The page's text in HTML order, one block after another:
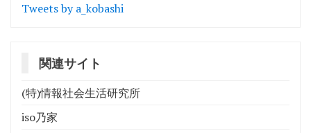
Tweets by a_kobashi
関連サイト
(特)情報社会生活研究所
iso乃家